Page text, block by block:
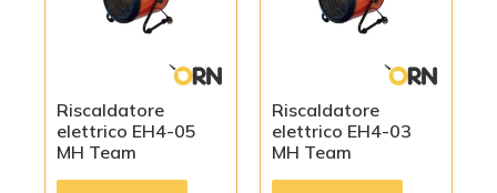
Riscaldatore
elettrico EH4-05
MH Team
Riscaldatore
elettrico EH4-03
MH Team